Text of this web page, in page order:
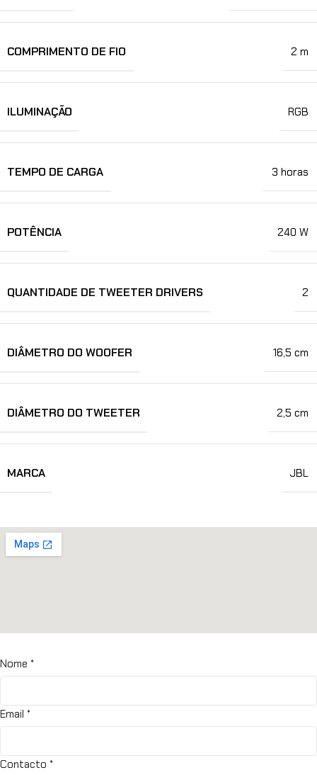
COMPRIMENTO DE FIO 2 m
ILUMINAÇÃO RGB
TEMPO DE CARGA 3 horas
POTÊNCIA 240 W
QUANTIDADE DE TWEETER DRIVERS 2
DIÂMETRO DO WOOFER 16,5 cm
DIÂMETRO DO TWEETER 2,5 cm
MARCA JBL
Nome *
Email *
Contacto *